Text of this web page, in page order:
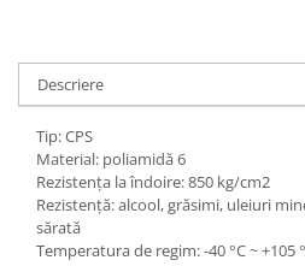
Descriere
Tip: CPS
Material: poliamidă 6
Rezistența la îndoire: 850 kg/cm2
Rezistență: alcool, grăsimi, uleiuri
sărată
Temperatura de regim: -40 °C ~ +105